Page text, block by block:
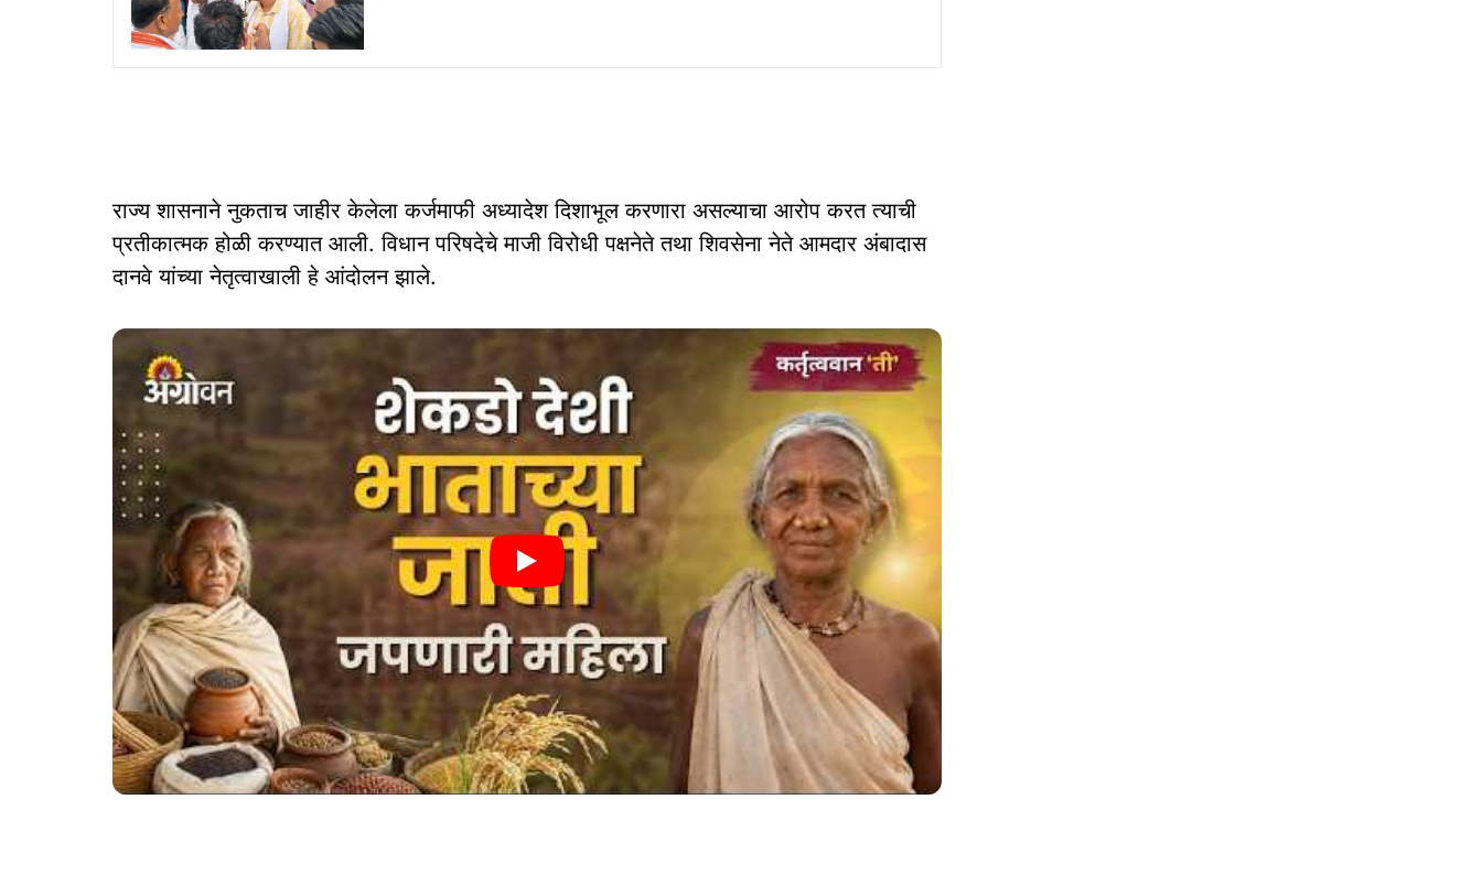
राज्य शासनाने नुकताच जाहीर केलेला कर्जमाफी अध्यादेश दिशाभूल करणारा असल्याचा आरोप करत त्याची
प्रतीकात्मक होळी करण्यात आली. विधान परिषदेचे माजी विरोधी पक्षनेते तथा शिवसेना नेते आमदार अंबादास
दानवे यांच्या नेतृत्वाखाली हे आंदोलन झाले.